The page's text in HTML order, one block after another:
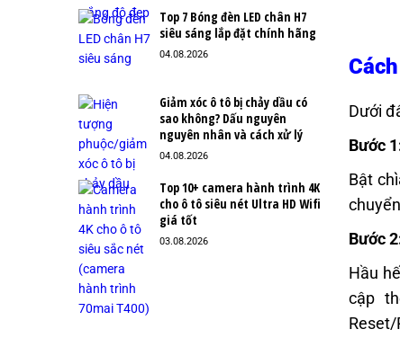
Dưới
Bước
Bật
Bước
Hầu
cập
Reset/
Top 7 Bóng đèn LED chân H7
siêu sáng lắp đặt chính hãng
04.08.2026
Giảm xóc ô tô bị chảy dầu có
sao không? Dấu nguyên
nguyên nhân và cách xử lý
04.08.2026
Top 10+ camera hành trình 4K
cho ô tô siêu nét Ultra HD Wifi
giá tốt
03.08.2026